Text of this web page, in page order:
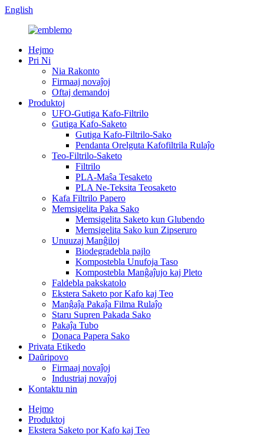
English
Hejmo
Pri Ni
Nia Rakonto
Firmaaj novaĵoj
Oftaj demandoj
Produktoj
UFO-Gutiga Kafo-Filtrilo
Gutiga Kafo-Saketo
Gutiga Kafo-Filtrilo-Sako
Pendanta Orelguta Kafofiltrila Rulaĵo
Teo-Filtrilo-Saketo
Filtrilo
PLA-Maŝa Tesaketo
PLA Ne-Teksita Teosaketo
Kafa Filtrilo Papero
Memsigelita Paka Sako
Memsigelita Saketo kun Glubendo
Memsigelita Sako kun Zipseruro
Unuuzaj Manĝiloj
Biodegradebla pajlo
Kompostebla Unufoja Taso
Kompostebla Manĝaĵujo kaj Pleto
Faldebla pakskatolo
Ekstera Saketo por Kafo kaj Teo
Manĝaĵa Pakaĵa Filma Rulaĵo
Staru Supren Pakada Sako
Pakaĵa Tubo
Donaca Papera Sako
Privata Etikedo
Daŭripovo
Firmaaj novaĵoj
Industriaj novaĵoj
Kontaktu nin
Hejmo
Produktoj
Ekstera Saketo por Kafo kaj Teo